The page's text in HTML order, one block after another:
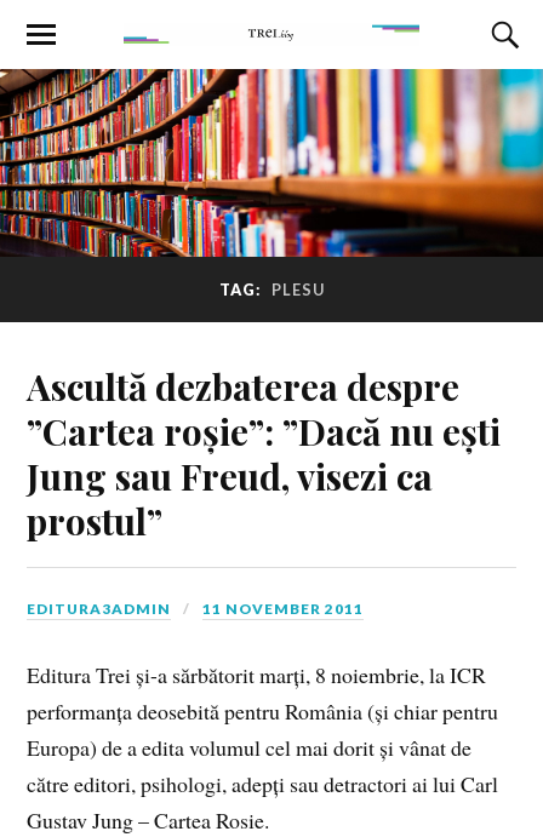
TAG: PLESU
Ascultă dezbaterea despre
”Cartea roșie”: ”Dacă nu ești
Jung sau Freud, visezi ca
prostul”
EDITURA3ADMIN 11 NOVEMBER 2011
Editura Trei și-a sărbătorit marți, 8 noiembrie, la ICR
performanța deosebită pentru România (și chiar pentru
Europa) de a edita volumul cel mai dorit și vânat de
către editori, psihologi, adepți sau detractori ai lui Carl
Gustav Jung – Cartea Rosie.